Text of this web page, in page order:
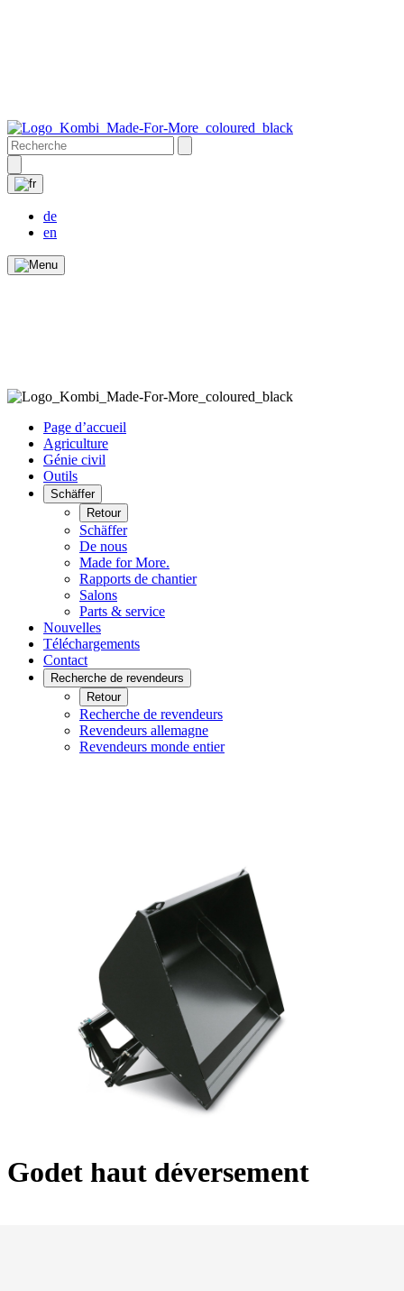
de
en
Page d’accueil
Agriculture
Génie civil
Outils
Schäffer
Retour
Schäffer
De nous
Made for More.
Rapports de chantier
Salons
Parts & service
Nouvelles
Téléchargements
Contact
Recherche de revendeurs
Retour
Recherche de revendeurs
Revendeurs allemagne
Revendeurs monde entier
Godet haut déversement